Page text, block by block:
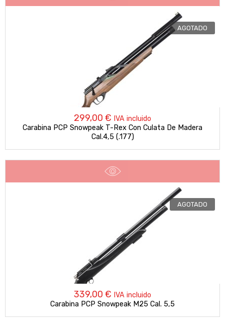
AGOTADO
299,00 € IVA incluido
Carabina PCP Snowpeak T-Rex Con Culata De Madera
Cal.4,5 (.177)
AGOTADO
339,00 € IVA incluido
Carabina PCP Snowpeak M25 Cal. 5,5